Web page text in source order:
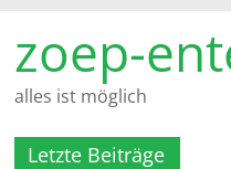
Inhalt
springen
zoep-
alles ist möglich
Letzte Beiträge